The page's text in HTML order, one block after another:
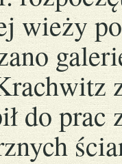
wieży
do prac